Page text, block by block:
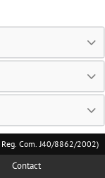
Com. J40/8862/2002)
Contact